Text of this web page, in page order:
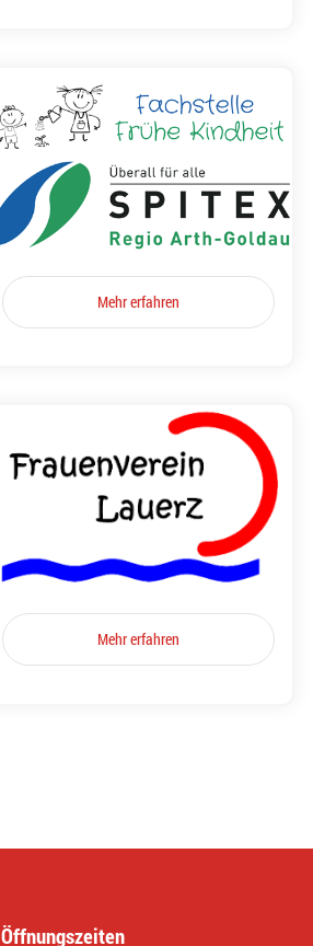
Mehr erfahren
Mehr erfahren
Öffnungszeiten